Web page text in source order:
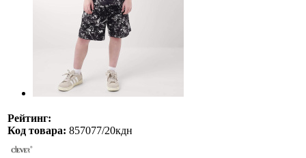
Рейтинг:
Код товара: 857077/20кдн